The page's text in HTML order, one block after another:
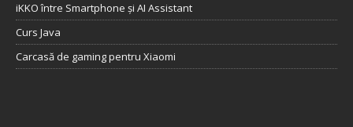
iKKO între Smartphone și AI Assistant
Curs Java
Carcasă de gaming pentru Xiaomi